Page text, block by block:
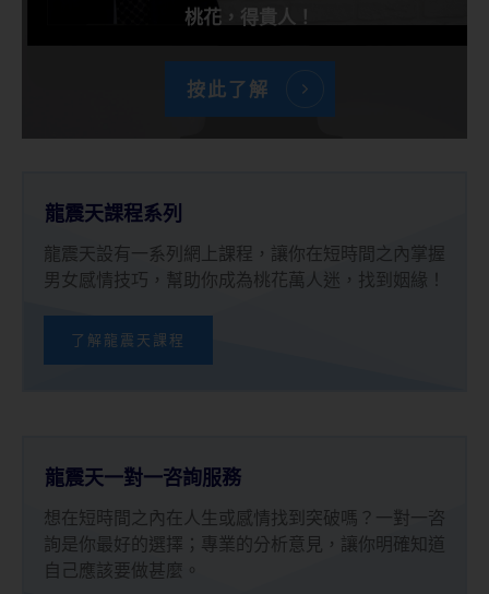
桃花，得貴人！
按此了解
龍震天課程系列
龍震天設有一系列網上課程，讓你在短時間之內掌握
男女感情技巧，幫助你成為桃花萬人迷，找到姻緣！
了解龍震天課程
龍震天一對一咨詢服務
想在短時間之內在人生或感情找到突破嗎？一對一咨
詢是你最好的選擇；專業的分析意見，讓你明確知道
自己應該要做甚麼。